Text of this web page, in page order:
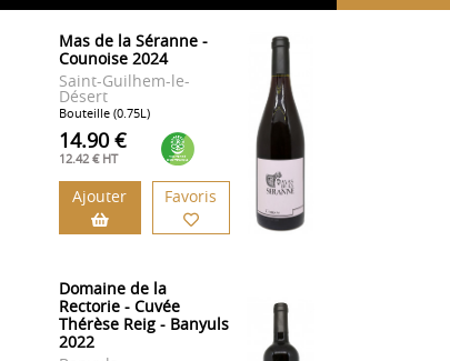
Mas de la Séranne -
Counoise 2024
Saint-Guilhem-le-
Désert
Bouteille (0.75L)
14.90 €
12.42 € HT
Ajouter Favoris
Domaine de la
Rectorie - Cuvée
Thérèse Reig - Banyuls
2022